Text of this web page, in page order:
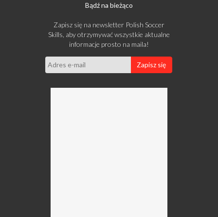
Bądź na bieżąco
Zapisz się na newsletter Polish Soccer
Skills, aby otrzymywać wszystkie aktualne
informacje prosto na maila!
Zapisz się